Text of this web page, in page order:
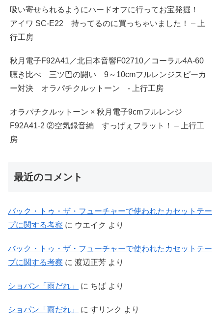
吸い寄せられるようにハードオフに行ってお宝発掘！
アイワ SC-E22 持ってるのに買っちゃいました！ – 上
行工房
秋月電子F92A41／北日本音響F02710／コーラル4A-60
聴き比べ 三ツ巴の闘い 9～10cmフルレンジスピーカ
ー対決 オラパチクルットーン - 上行工房
オラパチクルットーン × 秋月電子9cmフルレンジ
F92A41-2 ②空気録音編 すっげぇフラット！ – 上行工
房
最近のコメント
バック・トゥ・ザ・フューチャーで使われたカセットテー
プに関する考察 に ウエイク より
バック・トゥ・ザ・フューチャーで使われたカセットテー
プに関する考察 に 渡辺正芳 より
ショパン「雨だれ」 に ちば より
ショパン「雨だれ」 に すリンク より